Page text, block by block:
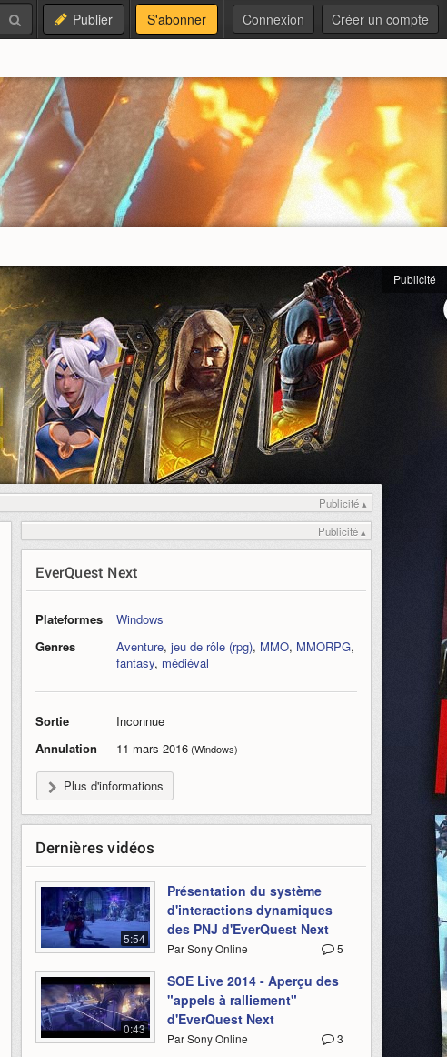
Publier S'abonner Connexion Créer un compte
Publicité
Publicité ▴
Publicité ▴
EverQuest Next
Plateformes
Windows
Genres
Aventure,jeu de rôle (rpg), MMO, MMORPG,
fantasy, médiéval
Sortie
Inconnue
Annulation
11 mars 2016(Windows)
Plus d'informations
Dernières vidéos
5:54
Présentation du système
d'interactions dynamiques
des PNJ d'EverQuest Next
5
Par Sony Online
0:43
SOE Live 2014 - Aperçu des
"appels à ralliement"
d'EverQuest Next
3
Par Sony Online